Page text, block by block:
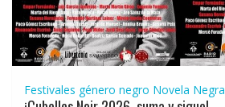
Festivales género negro Novela Negra